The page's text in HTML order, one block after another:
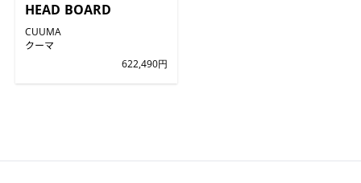
HEAD BOARD
CUUMA
クーマ
622,490円